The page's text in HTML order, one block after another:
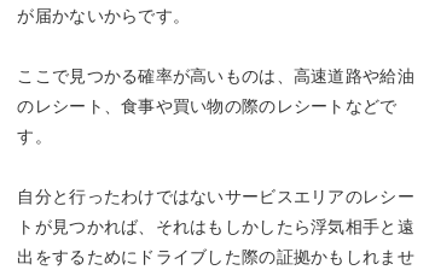
が届かないからです。
ここで見つかる確率が高いものは、高速道路や給油
のレシート、食事や買い物の際のレシートなどで
す。
自分と行ったわけではないサービスエリアのレシー
トが見つかれば、それはもしかしたら浮気相手と遠
出をするためにドライブした際の証拠かもしれませ